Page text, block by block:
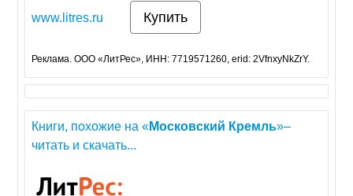
www.litres.ru Купить
Реклама. ООО «ЛитРес», ИНН: 7719571260, erid: 2VfnxyNkZrY.
Книги, похожие на «Московский Кремль»–
читать и скачать...